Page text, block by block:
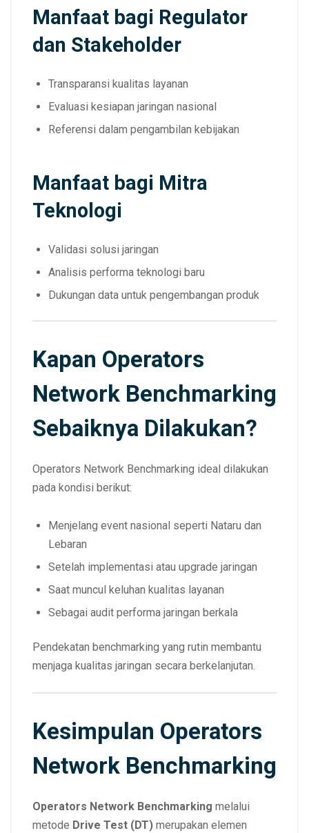
Manfaat bagi Regulator
dan Stakeholder
Transparansi kualitas layanan
Evaluasi kesiapan jaringan nasional
Referensi dalam pengambilan kebijakan
Manfaat bagi Mitra
Teknologi
Validasi solusi jaringan
Analisis performa teknologi baru
Dukungan data untuk pengembangan produk
Kapan Operators
Network Benchmarking
Sebaiknya Dilakukan?
Operators Network Benchmarking ideal dilakukan
pada kondisi berikut:
Menjelang event nasional seperti Nataru dan
Lebaran
Setelah implementasi atau upgrade jaringan
Saat muncul keluhan kualitas layanan
Sebagai audit performa jaringan berkala
Pendekatan benchmarking yang rutin membantu
menjaga kualitas jaringan secara berkelanjutan.
Kesimpulan Operators
Network Benchmarking
Operators Network Benchmarking melalui
metode Drive Test (DT) merupakan elemen